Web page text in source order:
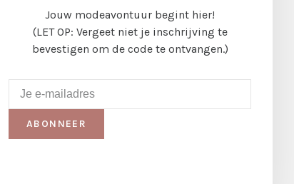
Jouw modeavontuur begint hier!
(LET OP: Vergeet niet je inschrijving te
bevestigen om de code te ontvangen.)
ABONNEER